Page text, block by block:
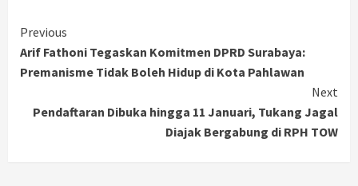
Continue
Reading
Previous
Arif Fathoni Tegaskan Komitmen DPRD Surabaya:
Premanisme Tidak Boleh Hidup di Kota Pahlawan
Next
Pendaftaran Dibuka hingga 11 Januari, Tukang Jagal
Diajak Bergabung di RPH TOW